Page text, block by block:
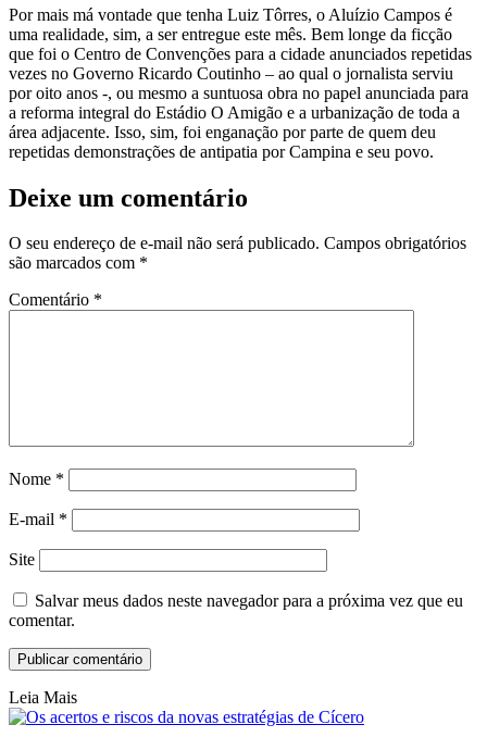
Por mais má vontade que tenha Luiz Tôrres, o Aluízio Campos é
uma realidade, sim, a ser entregue este mês. Bem longe da ficção
que foi o Centro de Convenções para a cidade anunciados repetidas
vezes no Governo Ricardo Coutinho – ao qual o jornalista serviu
por oito anos -, ou mesmo a suntuosa obra no papel anunciada para
a reforma integral do Estádio O Amigão e a urbanização de toda a
área adjacente. Isso, sim, foi enganação por parte de quem deu
repetidas demonstrações de antipatia por Campina e seu povo.
Deixe um comentário
O seu endereço de e-mail não será publicado. Campos obrigatórios
são marcados com *
Comentário *
Nome *
E-mail *
Site
Salvar meus dados neste navegador para a próxima vez que eu
comentar.
Leia Mais